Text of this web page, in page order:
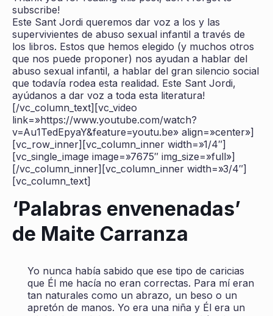
subscribe!
Este Sant Jordi queremos dar voz a los y las
supervivientes de abuso sexual infantil a través de
los libros. Estos que hemos elegido (y muchos otros
que nos puede proponer) nos ayudan a hablar del
abuso sexual infantil, a hablar del gran silencio social
que todavía rodea esta realidad. Este Sant Jordi,
ayúdanos a dar voz a toda esta literatura!
[/vc_column_text][vc_video
link=»https://www.youtube.com/watch?
v=Au1TedEpyaY&feature=youtu.be» align=»center»]
[vc_row_inner][vc_column_inner width=»1/4″]
[vc_single_image image=»7675″ img_size=»full»]
[/vc_column_inner][vc_column_inner width=»3/4″]
[vc_column_text]
‘Palabras envenenadas’
de Maite Carranza
Yo nunca había sabido que ese tipo de caricias
que Él me hacía no eran correctas. Para mí eran
tan naturales como un abrazo, un beso o un
apretón de manos. Yo era una niña y Él era un